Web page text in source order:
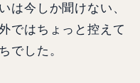
は今しか聞けない、
ではちょっと控えて
でした。